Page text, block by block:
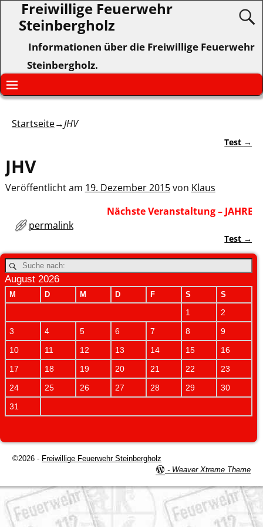
Freiwillige Feuerwehr
Steinbergholz
Informationen über die Freiwillige Feuerwehr
Steinbergholz.
Startseite→JHV
Test →
JHV
Veröffentlicht am 19. Dezember 2015von Klaus
Nächste Veranstaltung –
permalink
Artikelnavigation
Test →
August 2026
M D M D F S S
1
2
3
4 5 6 7 8
9
10
11 12 13 14 15
16
17
18 19 20 21 22
23
24
25 26 27 28 29
30
31
©2026 - Freiwillige Feuerwehr Steinbergholz
- Weaver Xtreme Theme